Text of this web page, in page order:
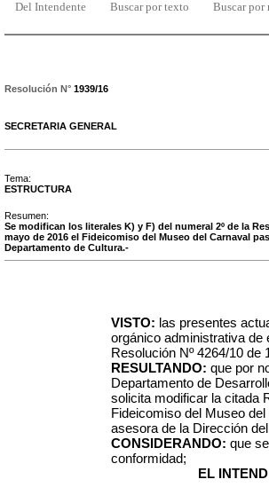
Del Intendente Buscar por texto Buscar por
Resolución N° 1939/16
SECRETARIA GENERAL
Tema:
ESTRUCTURA
Resumen:
Se modifican los literales K) y F) del numeral 2º de la
mayo de 2016 el Fideicomiso del Museo del Carnaval
Departamento de Cultura.-
VISTO: las presentes
orgánico administrativa de
Resolución Nº 4264/10 de
RESULTANDO: que por
Departamento de
solicita modificar la citada
Fideicomiso del Museo
asesora de la Dirección
CONSIDERANDO: que
conformidad;
EL